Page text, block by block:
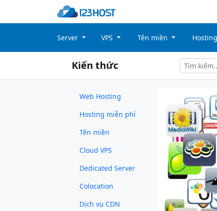
Server VPS Tên miền
Kiến thức
Web Hosting
Hosting miễn phí
Tên miền
Cloud VPS
Dedicated Server
Colocation
Dịch vụ CDN